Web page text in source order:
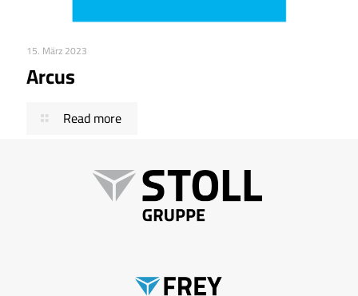
15. März 2023
Arcus
Read more